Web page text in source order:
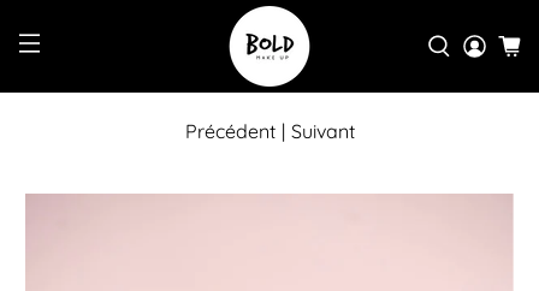
Précédent | Suivant